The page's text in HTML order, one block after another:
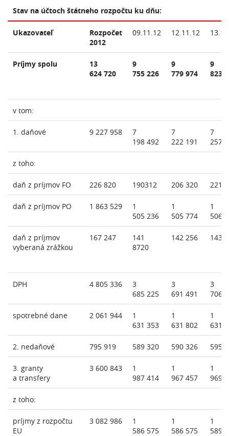
Stav na účtoch štátneho rozpočtu ku dňu:
Ukazovateľ
Rozpočet
2012
09.11.12 12.11.12
Príjmy spolu
13
624 720
9
755 226
9
779 974
9
823
v tom:
1. daňové 9 227 958
7
198 492
7
222 191
7
257
z toho:
daň z príjmov FO 226 820 190312 206 320 221
daň z príjmov PO 1 863 529
1
505 236
1
505 774
1
506
daň z príjmov
vyberaná zrážkou
167 247
141
8720
142 256 143
DPH 4 805 336
3
685 225
3
691 491
3
706
spotrebné dane 2 061 944
1
631 353
1
631 802
1
631
2. nedaňové 795 919 589 320 590 326 595
3. granty
a transfery
3 600 843
1
987 414
1
967 457
1
969
z toho:
príjmy z rozpočtu
EU
3 082 986
1
586 575
1
586 575
1
589